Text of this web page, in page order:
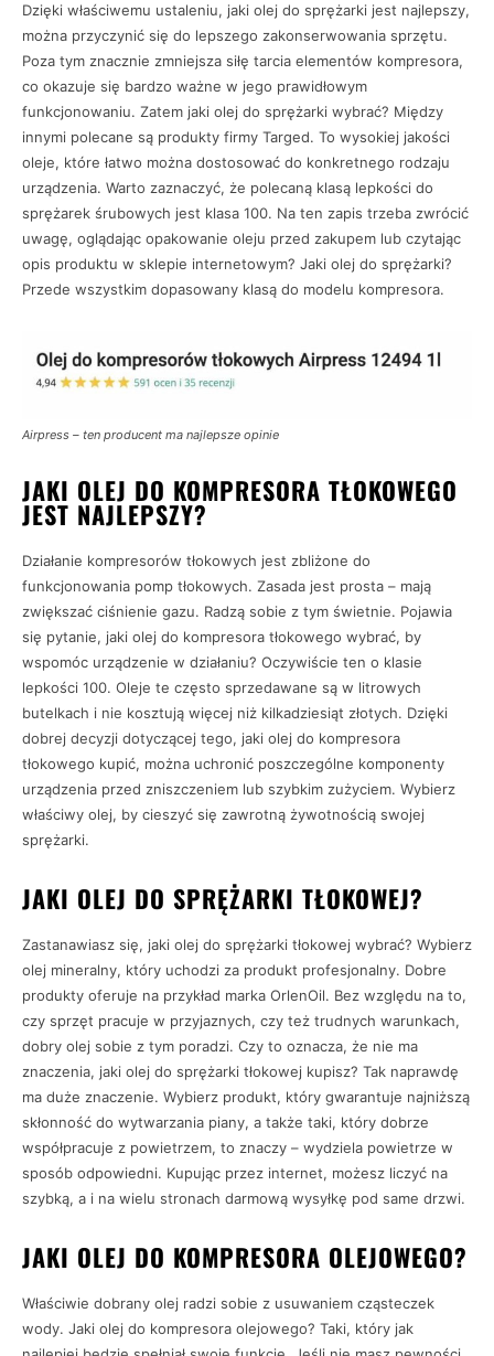
Dzięki właściwemu ustaleniu, jaki olej do sprężarki jest najlepszy,
można przyczynić się do lepszego zakonserwowania sprzętu.
Poza tym znacznie zmniejsza siłę tarcia elementów kompresora,
co okazuje się bardzo ważne w jego prawidłowym
funkcjonowaniu. Zatem jaki olej do sprężarki wybrać? Między
innymi polecane są produkty firmy Targed. To wysokiej jakości
oleje, które łatwo można dostosować do konkretnego rodzaju
urządzenia. Warto zaznaczyć, że polecaną klasą lepkości do
sprężarek śrubowych jest klasa 100. Na ten zapis trzeba zwrócić
uwagę, oglądając opakowanie oleju przed zakupem lub czytając
opis produktu w sklepie internetowym? Jaki olej do sprężarki?
Przede wszystkim dopasowany klasą do modelu kompresora.
Airpress – ten producent ma najlepsze opinie
JAKI OLEJ DO KOMPRESORA TŁOKOWEGO
JEST NAJLEPSZY?
Działanie kompresorów tłokowych jest zbliżone do
funkcjonowania pomp tłokowych. Zasada jest prosta – mają
zwiększać ciśnienie gazu. Radzą sobie z tym świetnie. Pojawia
się pytanie, jaki olej do kompresora tłokowego wybrać, by
wspomóc urządzenie w działaniu? Oczywiście ten o klasie
lepkości 100. Oleje te często sprzedawane są w litrowych
butelkach i nie kosztują więcej niż kilkadziesiąt złotych. Dzięki
dobrej decyzji dotyczącej tego, jaki olej do kompresora
tłokowego kupić, można uchronić poszczególne komponenty
urządzenia przed zniszczeniem lub szybkim zużyciem. Wybierz
właściwy olej, by cieszyć się zawrotną żywotnością swojej
sprężarki.
JAKI OLEJ DO SPRĘŻARKI TŁOKOWEJ?
Zastanawiasz się, jaki olej do sprężarki tłokowej wybrać? Wybierz
olej mineralny, który uchodzi za produkt profesjonalny. Dobre
produkty oferuje na przykład marka OrlenOil. Bez względu na to,
czy sprzęt pracuje w przyjaznych, czy też trudnych warunkach,
dobry olej sobie z tym poradzi. Czy to oznacza, że nie ma
znaczenia, jaki olej do sprężarki tłokowej kupisz? Tak naprawdę
ma duże znaczenie. Wybierz produkt, który gwarantuje najniższą
skłonność do wytwarzania piany, a także taki, który dobrze
współpracuje z powietrzem, to znaczy – wydziela powietrze w
sposób odpowiedni. Kupując przez internet, możesz liczyć na
szybką, a i na wielu stronach darmową wysyłkę pod same drzwi.
JAKI OLEJ DO KOMPRESORA OLEJOWEGO?
Właściwie dobrany olej radzi sobie z usuwaniem cząsteczek
wody. Jaki olej do kompresora olejowego? Taki, który jak